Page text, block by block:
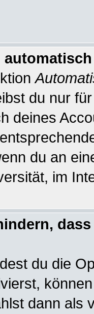
du nur
deines
du an
im
du die
dann als